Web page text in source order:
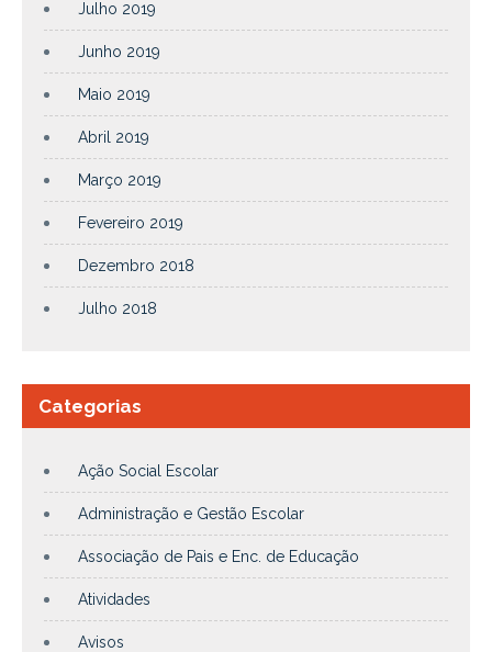
Julho 2019
Junho 2019
Maio 2019
Abril 2019
Março 2019
Fevereiro 2019
Dezembro 2018
Julho 2018
Categorias
Ação Social Escolar
Administração e Gestão Escolar
Associação de Pais e Enc. de Educação
Atividades
Avisos